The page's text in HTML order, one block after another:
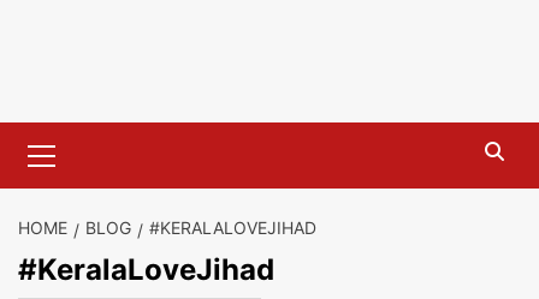
Menu
HOME BLOG #KERALALOVEJIHAD
#KeralaLoveJihad